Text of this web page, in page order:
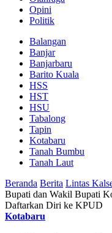
Opini
Politik
Balangan
Banjar
Banjarbaru
Barito Kuala
HSS
HST
HSU
Tabalong
Tapin
Kotabaru
Tanah Bumbu
Tanah Laut
Beranda Berita Lintas
Bupati dan Wakil Bupati
Daftarkan Diri ke KPUD
Kotabaru